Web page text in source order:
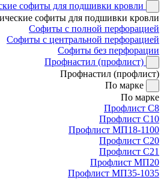
софиты для подшивки кровли
софиты для подшивки кровли
Софиты с полной перфорацией
Софиты с центральной перфорацией
Софиты без перфорации
Профнастил (профлист)
Профнастил (профлист)
По марке
По марке
Профлист С8
Профлист С10
Профлист МП18-1100
Профлист С20
Профлист С21
Профлист МП20
Профлист МП35-1035